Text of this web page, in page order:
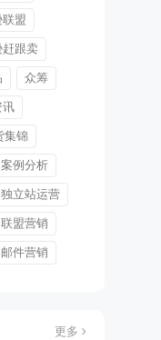
联盟
赶跟卖
众筹
讯
集锦
案例分析
独立站运营
联盟营销
邮件营销
更多